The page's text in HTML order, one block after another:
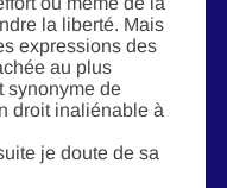
la liberté. Mais
expressions des
au plus
synonyme de
droit inaliénable à
je doute de sa